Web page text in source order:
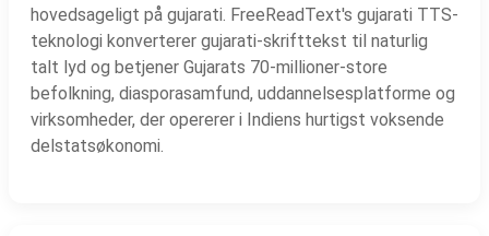
hovedsageligt på gujarati. FreeReadText's gujarati TTS-
teknologi konverterer gujarati-skrifttekst til naturlig
talt lyd og betjener Gujarats 70-millioner-store
befolkning, diasporasamfund, uddannelsesplatforme og
virksomheder, der opererer i Indiens hurtigst voksende
delstatsøkonomi.